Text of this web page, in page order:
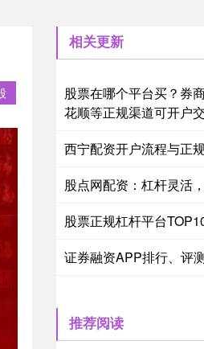
相关更新
股票在哪个平台买？券
花顺等正规渠道可开户交
西宁配资开户流程与正
股点网配资：杠杆灵活
股票正规杠杆平台
证券融资APP排行、评
推荐阅读